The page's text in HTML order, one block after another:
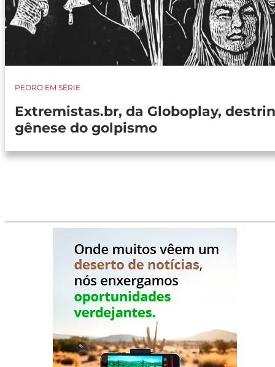
PEDRO EM SÉRIE
Extremistas.br, da Globoplay,
gênese do golpismo